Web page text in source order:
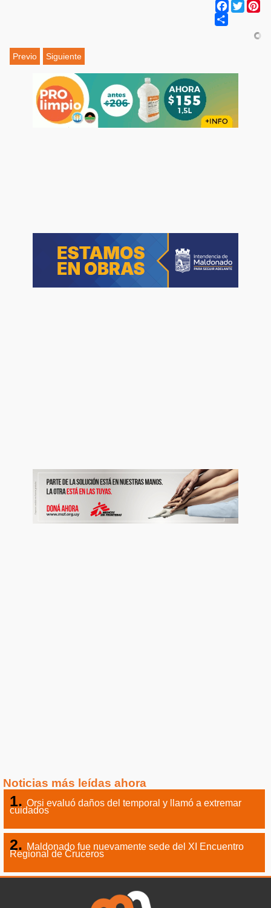
Facebook
Twitter
Previo Siguiente
Noticias más leídas ahora
Orsi evaluó daños del temporal y llamó a extremar
cuidados
Maldonado fue nuevamente sede del XI Encuentro
Regional de Cruceros